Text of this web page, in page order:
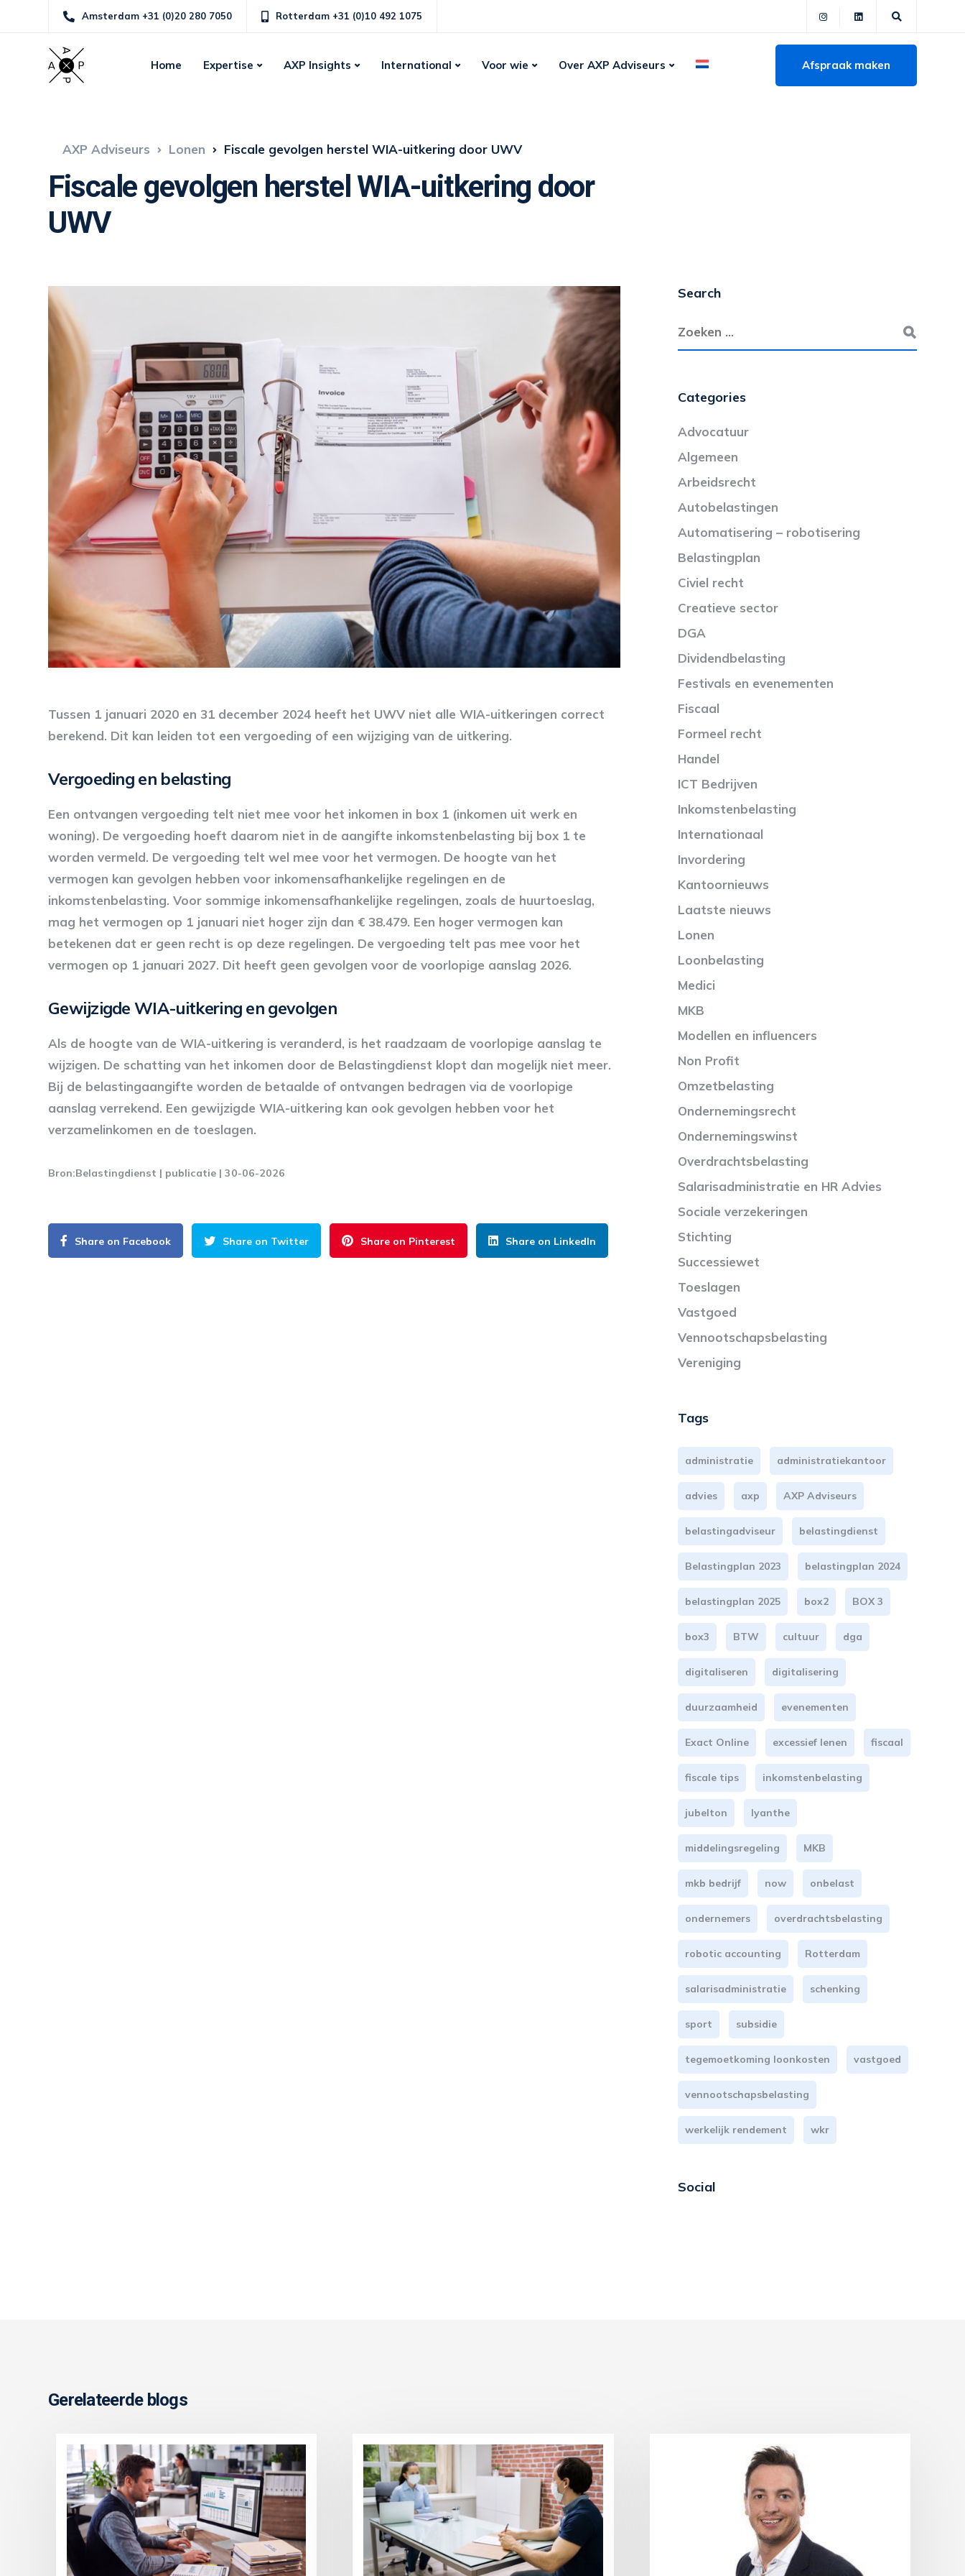
Amsterdam +31 (0)20 280 7050 Rotterdam +31 (0)10 492 1075
Home Expertise AXP Insights International Voor wie Over AXP Adviseurs Afspraak maken
AXP Adviseurs Lonen Fiscale gevolgen herstel WIA-uitkering door UWV
Fiscale gevolgen herstel WIA-uitkering door
UWV
Tussen 1 januari 2020 en 31 december 2024 heeft het UWV niet alle WIA-uitkeringen correct
berekend. Dit kan leiden tot een vergoeding of een wijziging van de uitkering.
Vergoeding en belasting
Een ontvangen vergoeding telt niet mee voor het inkomen in box 1 (inkomen uit werk en
woning). De vergoeding hoeft daarom niet in de aangifte inkomstenbelasting bij box 1 te
worden vermeld. De vergoeding telt wel mee voor het vermogen. De hoogte van het
vermogen kan gevolgen hebben voor inkomensafhankelijke regelingen en de
inkomstenbelasting. Voor sommige inkomensafhankelijke regelingen, zoals de huurtoeslag,
mag het vermogen op 1 januari niet hoger zijn dan € 38.479. Een hoger vermogen kan
betekenen dat er geen recht is op deze regelingen. De vergoeding telt pas mee voor het
vermogen op 1 januari 2027. Dit heeft geen gevolgen voor de voorlopige aanslag 2026.
Gewijzigde WIA-uitkering en gevolgen
Als de hoogte van de WIA-uitkering is veranderd, is het raadzaam de voorlopige aanslag te
wijzigen. De schatting van het inkomen door de Belastingdienst klopt dan mogelijk niet meer.
Bij de belastingaangifte worden de betaalde of ontvangen bedragen via de voorlopige
aanslag verrekend. Een gewijzigde WIA-uitkering kan ook gevolgen hebben voor het
verzamelinkomen en de toeslagen.
Bron:Belastingdienst | publicatie | 30-06-2026
Share on Facebook Share on Twitter Share on Pinterest Share on LinkedIn
Search
Categories
Advocatuur
Algemeen
Arbeidsrecht
Autobelastingen
Automatisering – robotisering
Belastingplan
Civiel recht
Creatieve sector
DGA
Dividendbelasting
Festivals en evenementen
Fiscaal
Formeel recht
Handel
ICT Bedrijven
Inkomstenbelasting
Internationaal
Invordering
Kantoornieuws
Laatste nieuws
Lonen
Loonbelasting
Medici
MKB
Modellen en influencers
Non Profit
Omzetbelasting
Ondernemingsrecht
Ondernemingswinst
Overdrachtsbelasting
Salarisadministratie en HR Advies
Sociale verzekeringen
Stichting
Successiewet
Toeslagen
Vastgoed
Vennootschapsbelasting
Vereniging
Tags
administratie administratiekantoor
advies axp AXP Adviseurs
belastingadviseur belastingdienst
Belastingplan 2023 belastingplan 2024
belastingplan 2025 box2 BOX 3
box3 BTW cultuur dga
digitaliseren digitalisering
duurzaamheid evenementen
Exact Online excessief lenen fiscaal
fiscale tips inkomstenbelasting
jubelton lyanthe
middelingsregeling MKB
mkb bedrijf now onbelast
ondernemers overdrachtsbelasting
robotic accounting Rotterdam
salarisadministratie schenking
sport subsidie
tegemoetkoming loonkosten vastgoed
vennootschapsbelasting
werkelijk rendement wkr
Social
Gerelateerde blogs